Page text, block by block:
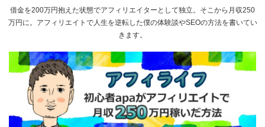
借金を200万円抱えた状態でアフィリエイターとして独立。そこから月収250
万円に。アフィリエイトで人生を逆転した僕の体験談やSEOの方法を書いてい
きます。